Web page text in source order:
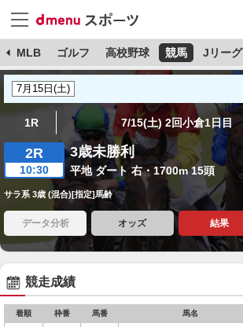
MLB ゴルフ 高校野球 競馬 Jリーグ
1R 7/15(土) 2回小倉1日目
2R
10:30
3歳未勝利
平地 ダート 右・1700m 15頭
サラ系 3歳 (混合)[指定]馬齢
データ分析 オッズ 結果
競走成績
着順 枠番 馬番 馬名